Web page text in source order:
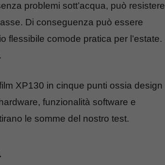
problemi sott’acqua, può resistere
Di conseguenza può essere
flessibile comode pratica per l’estate.
XP130 in cinque punti ossia design
funzionalità software e
le somme del nostro test.